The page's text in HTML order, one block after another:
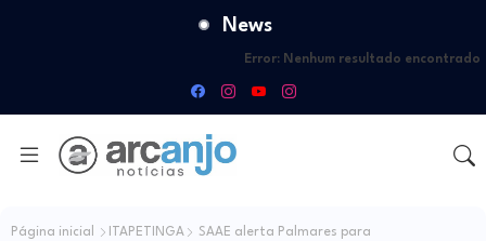
News
Error: Nenhum resultado encontrado
Página inicial ITAPETINGA
SAAE alerta Palmares para